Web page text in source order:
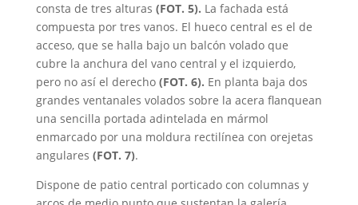
consta de tres alturas (FOT. 5). La fachada está
compuesta por tres vanos. El hueco central es el de
acceso, que se halla bajo un balcón volado que
cubre la anchura del vano central y el izquierdo,
pero no así el derecho (FOT. 6). En planta baja dos
grandes ventanales volados sobre la acera flanquean
una sencilla portada adintelada en mármol
enmarcado por una moldura rectilínea con orejetas
angulares (FOT. 7).
Dispone de patio central porticado con columnas y